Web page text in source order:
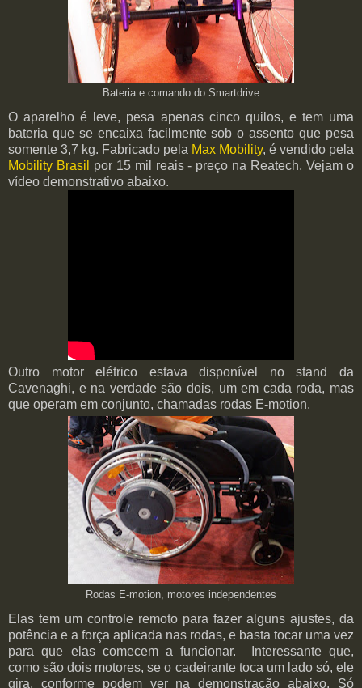
Bateria e comando do Smartdrive
O aparelho é leve, pesa apenas cinco quilos, e tem uma
bateria que se encaixa facilmente sob o assento que pesa
somente 3,7 kg. Fabricado pela Max Mobility, é vendido pela
Mobility Brasil
por 15 mil reais - preço na Reatech. Vejam o
vídeo demonstrativo abaixo.
Outro motor elétrico estava disponível no stand da
Cavenaghi, e na verdade são dois, um em cada roda, mas
que operam em conjunto, chamadas rodas E-motion.
Rodas E-motion, motores independentes
Elas tem um controle remoto para fazer alguns ajustes, da
potência e a força aplicada nas rodas, e basta tocar uma vez
para que elas comecem a funcionar. Interessante que,
como são dois motores, se o cadeirante toca um lado só, ele
gira, conforme podem ver na demonstração abaixo. Só